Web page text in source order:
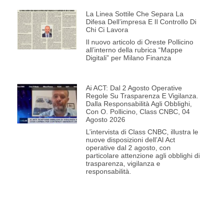
La Linea Sottile Che Separa La
Difesa Dell’impresa E Il Controllo Di
Chi Ci Lavora
Il nuovo articolo di Oreste Pollicino
all’interno della rubrica “Mappe
Digitali” per Milano Finanza
Ai ACT: Dal 2 Agosto Operative
Regole Su Trasparenza E Vigilanza.
Dalla Responsabilità Agli Obblighi,
Con O. Pollicino, Class CNBC, 04
Agosto 2026
L’intervista di Class CNBC, illustra le
nuove disposizioni dell’AI Act
operative dal 2 agosto, con
particolare attenzione agli obblighi di
trasparenza, vigilanza e
responsabilità.